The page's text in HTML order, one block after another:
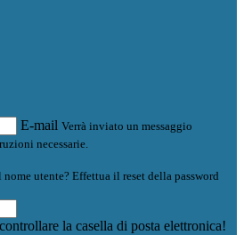
E-mail Verrà inviato un messaggio
necessarie.
utente? Effettua il reset della password
la casella di posta elettronica!